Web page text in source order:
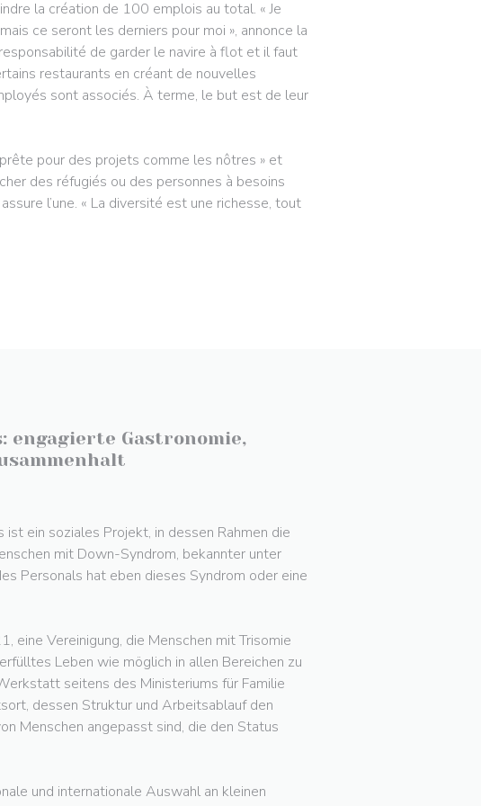
la création de 100 emplois au total. « Je
ce seront les derniers pour moi », annonce la
de garder le navire à flot et il faut
restaurants en créant de nouvelles
sont associés. À terme, le but est de leur
pour des projets comme les nôtres » et
des réfugiés ou des personnes à besoins
l’une. « La diversité est une richesse, tout
FENÊTRE))
engagierte Gastronomie,
ein soziales Projekt, in dessen Rahmen die
mit Down-Syndrom, bekannter unter
Personals hat eben dieses Syndrom oder eine
eine Vereinigung, die Menschen mit Trisomie
Leben wie möglich in allen Bereichen zu
seitens des Ministeriums für Familie
dessen Struktur und Arbeitsablauf den
Menschen angepasst sind, die den Status
und internationale Auswahl an kleinen